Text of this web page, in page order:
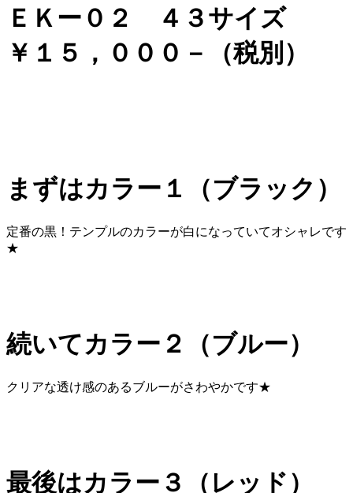
ＥＫー０２ ４３サイズ
￥１５，０００－（税別）
まずはカラー１（ブラック）
定番の黒！テンプルのカラーが白になっていてオシャレです
★
続いてカラー２（ブルー）
クリアな透け感のあるブルーがさわやかです★
最後はカラー３（レッド）